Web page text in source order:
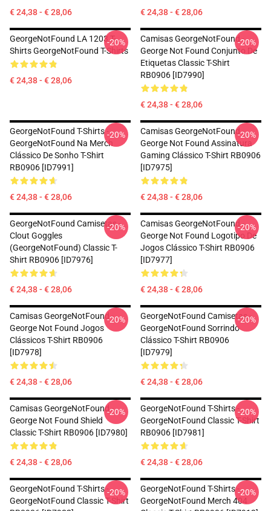
€ 24,38 - € 28,06 € 24,38 - € 28,06
GeorgeNotFound LA 1203 T-
Shirts GeorgeNotFound T-Shirts
€ 24,38 - € 28,06
-20%
Camisas GeorgeNotFound -
George Not Found Conjunto De
Etiquetas Classic T-Shirt
RB0906 [ID7990]
€ 24,38 - € 28,06
-20%
GeorgeNotFound T-Shirts -
GeorgeNotFound Na Merch
Clássico De Sonho T-Shirt
RB0906 [ID7991]
€ 24,38 - € 28,06
-20%
Camisas GeorgeNotFound -
George Not Found Assinatura
Gaming Clássico T-Shirt RB0906
[ID7975]
€ 24,38 - € 28,06
-20%
GeorgeNotFound Camisetas -
Clout Goggles
(GeorgeNotFound) Classic T-
Shirt RB0906 [ID7976]
€ 24,38 - € 28,06
-20%
Camisas GeorgeNotFound -
George Not Found Logotipo De
Jogos Clássico T-Shirt RB0906
[ID7977]
€ 24,38 - € 28,06
-20%
Camisas GeorgeNotFound -
George Not Found Jogos
Clássicos T-Shirt RB0906
[ID7978]
€ 24,38 - € 28,06
-20%
GeorgeNotFound Camisetas -
GeorgeNotFound Sorrindo
Clássico T-Shirt RB0906
[ID7979]
€ 24,38 - € 28,06
-20%
Camisas GeorgeNotFound -
George Not Found Shield
Classic T-Shirt RB0906 [ID7980]
€ 24,38 - € 28,06
-20%
GeorgeNotFound T-Shirts -
GeorgeNotFound Classic T-Shirt
RB0906 [ID7981]
€ 24,38 - € 28,06
-20%
GeorgeNotFound T-Shirts -
GeorgeNotFound Classic T-Shirt
-20%
GeorgeNotFound T-Shirts -
GeorgeNotFound Merch 404
-20%